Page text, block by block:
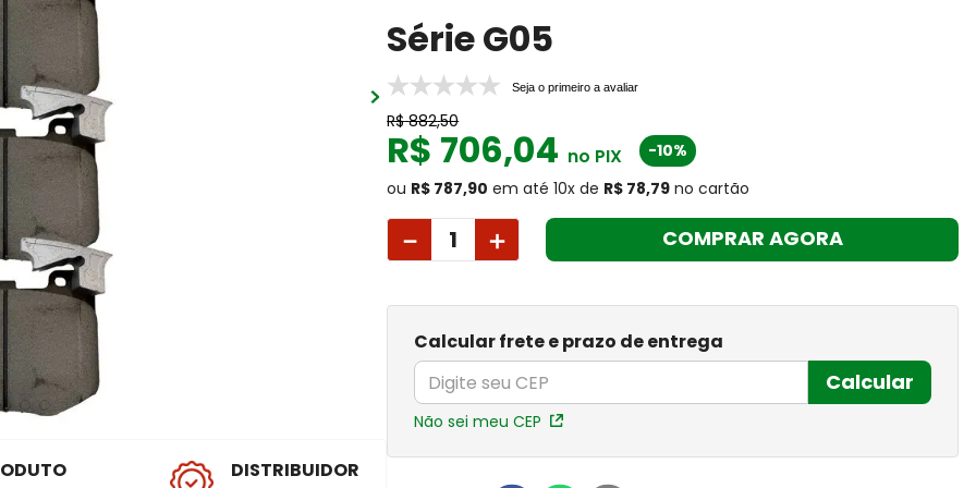
DISTRIBUIDOR
Série G05
Seja o primeiro a avaliar
R$ 882,50
R$ 706,04 no PIX
-10%
ou R$ 787,90 em até 10x de R$ 78,79 no cartão
＋
－ COMPRAR AGORA
Calcular frete e prazo de entrega
Calcular
Não sei meu CEP